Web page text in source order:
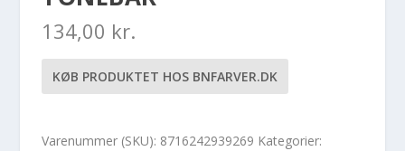
134,00 kr.
KØB PRODUKTET HOS BNFARVER.DK
Varenummer (SKU): 8716242939269 Kategorier: